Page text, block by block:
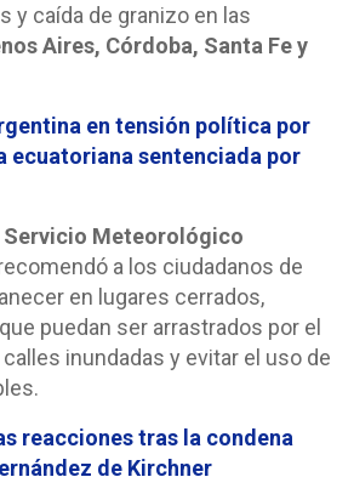
y caída de granizo en las
Aires, Córdoba, Santa Fe y
en tensión política por
ecuatoriana sentenciada por
Servicio Meteorológico
a los ciudadanos de
en lugares cerrados,
puedan ser arrastrados por el
inundadas y evitar el uso de
reacciones tras la condena
de Kirchner